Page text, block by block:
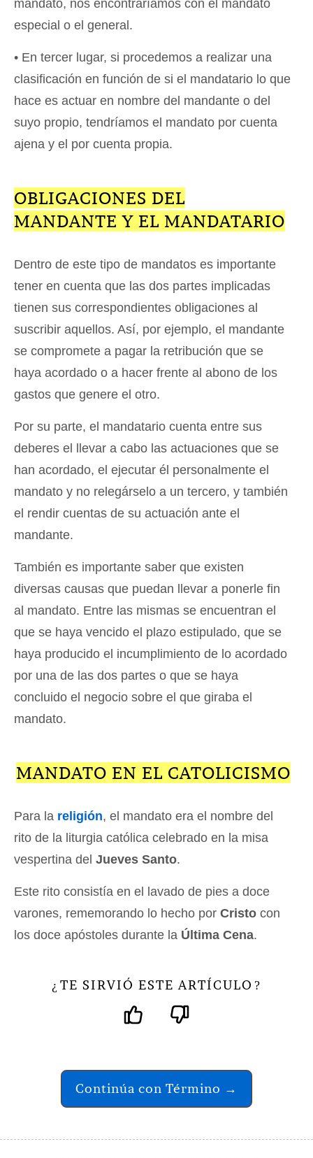
mandato, nos encontraríamos con el mandato
especial o el general.
• En tercer lugar, si procedemos a realizar una
clasificación en función de si el mandatario lo que
hace es actuar en nombre del mandante o del
suyo propio, tendríamos el mandato por cuenta
ajena y el por cuenta propia.
OBLIGACIONES DEL
MANDANTE Y EL MANDATARIO
Dentro de este tipo de mandatos es importante
tener en cuenta que las dos partes implicadas
tienen sus correspondientes obligaciones al
suscribir aquellos. Así, por ejemplo, el mandante
se compromete a pagar la retribución que se
haya acordado o a hacer frente al abono de los
gastos que genere el otro.
Por su parte, el mandatario cuenta entre sus
deberes el llevar a cabo las actuaciones que se
han acordado, el ejecutar él personalmente el
mandato y no relegárselo a un tercero, y también
el rendir cuentas de su actuación ante el
mandante.
También es importante saber que existen
diversas causas que puedan llevar a ponerle fin
al mandato. Entre las mismas se encuentran el
que se haya vencido el plazo estipulado, que se
haya producido el incumplimiento de lo acordado
por una de las dos partes o que se haya
concluido el negocio sobre el que giraba el
mandato.
MANDATO EN EL CATOLICISMO
Para la religión, el mandato era el nombre del
rito de la liturgia católica celebrado en la misa
vespertina del Jueves Santo.
Este rito consistía en el lavado de pies a doce
varones, rememorando lo hecho por Cristo con
los doce apóstoles durante la Última Cena.
¿ TE SIRVIÓ ESTE ARTÍCULO ?
Continúa con Término →